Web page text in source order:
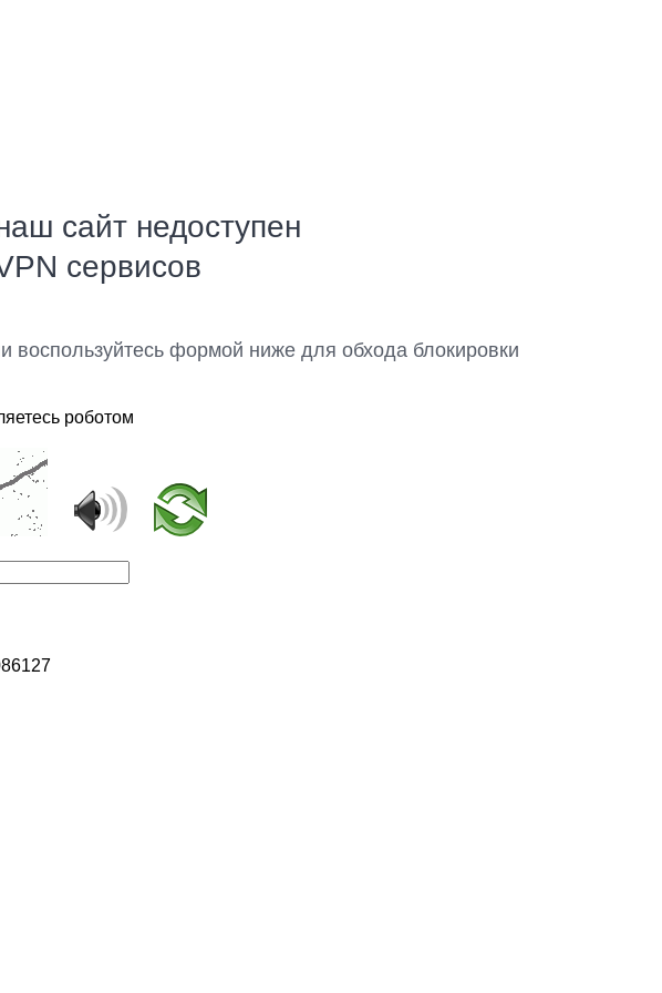
сайт недоступен
сервисов
воспользуйтесь формой ниже для обхода блокировки
роботом